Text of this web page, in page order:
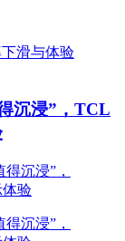
沉浸”，TCL